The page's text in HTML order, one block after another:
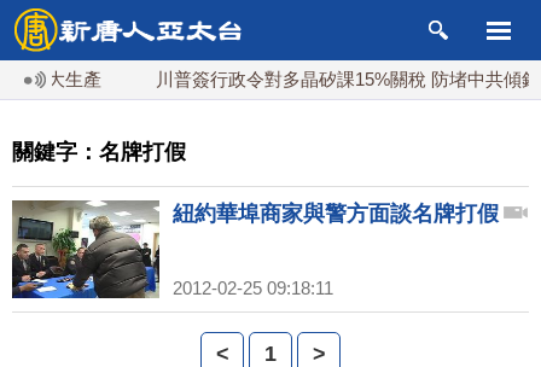
擴大生產 川普簽行政令對多晶矽課15%關稅 防堵中共傾銷
關鍵字：名牌打假
紐約華埠商家與警方面談名牌打假
2012-02-25 09:18:11
< 1 >